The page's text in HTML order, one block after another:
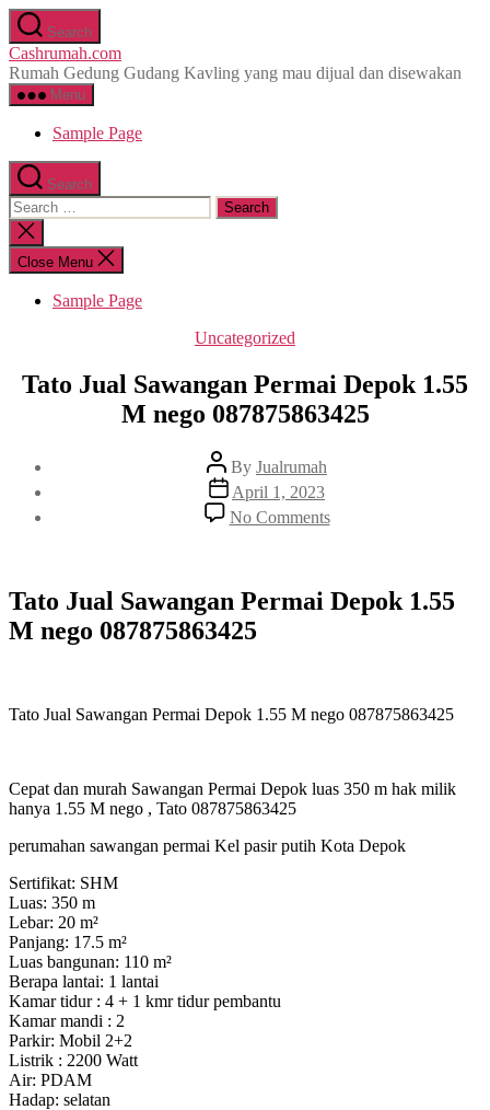
Skip
to
the
content
Search
Cashrumah.com
Rumah Gedung Gudang Kavling yang mau dijual dan disewakan
Menu
Sample Page
Search
Search
for:
Close
search
Close Menu
Sample Page
Categories
Uncategorized
Tato Jual Sawangan Permai Depok 1.55
M nego 087875863425
Post
author
By Jualrumah
Post
date
April 1, 2023
No Commentson
Tato
Permai
Depok
Tato Jual Sawangan Permai Depok 1.55
M nego 087875863425
Tato Jual Sawangan Permai Depok 1.55 M nego 087875863425
Cepat dan murah Sawangan Permai Depok luas 350 m hak milik
hanya 1.55 M nego , Tato 087875863425
perumahan sawangan permai Kel pasir putih Kota Depok
Sertifikat: SHM
Luas: 350 m
Lebar: 20 m²
Panjang: 17.5 m²
Luas bangunan: 110 m²
Berapa lantai: 1 lantai
Kamar tidur : 4 + 1 kmr tidur pembantu
Kamar mandi : 2
Parkir: Mobil 2+2
Listrik : 2200 Watt
Air: PDAM
Hadap: selatan